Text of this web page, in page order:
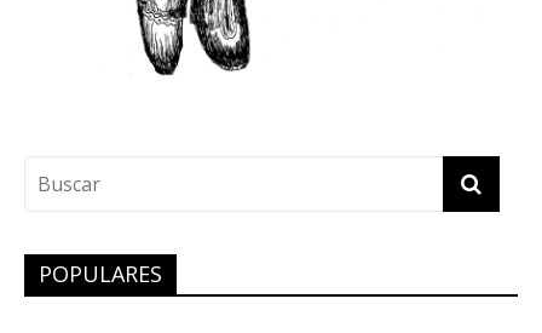
POPULARES